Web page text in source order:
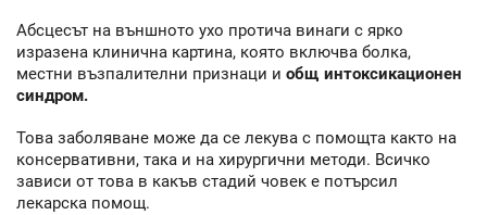
Абсцесът на външното ухо протича винаги с ярко
изразена клинична картина, която включва болка,
местни възпалителни признаци и общ интоксикационен
синдром.
Това заболяване може да се лекува с помощта както на
консервативни, така и на хирургични методи. Всичко
зависи от това в какъв стадий човек е потърсил
лекарска помощ.